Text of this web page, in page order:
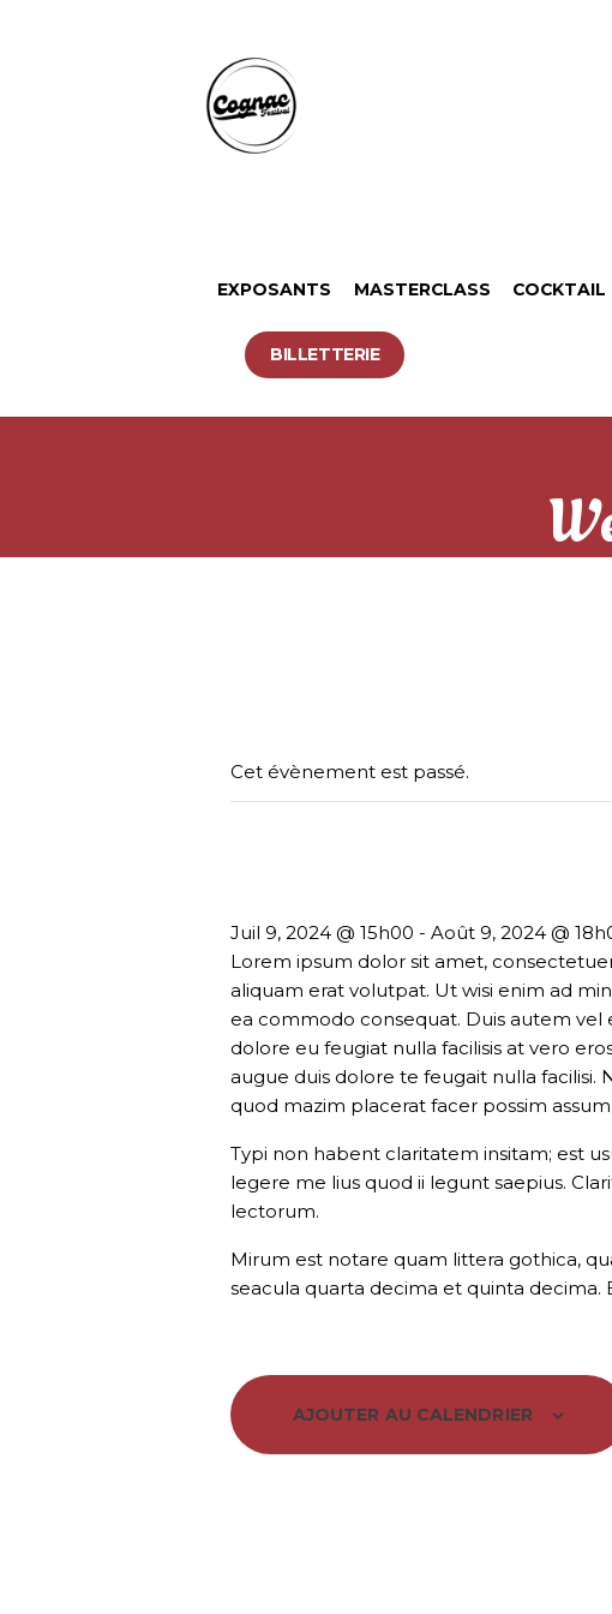
EXPOSANTS MASTERCLASS COCKTAIL
BILLETTERIE
Cet évènement est passé.
Juil 9, 2024 @ 15h00 - Août 9, 2024 @
Lorem ipsum dolor sit amet,
aliquam erat volutpat. Ut wisi enim ad
ea commodo consequat. Duis autem
dolore eu feugiat nulla facilisis at vero
augue duis dolore te feugait nulla
quod mazim placerat facer possim assum.
Typi non habent claritatem insitam; est
legere me lius quod ii legunt saepius.
lectorum.
Mirum est notare quam littera gothica,
seacula quarta decima et quinta
AJOUTER AU CALENDRIER